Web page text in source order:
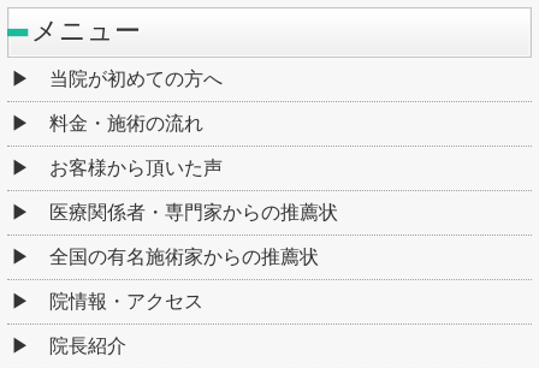
メニュー
当院が初めての方へ
料金・施術の流れ
お客様から頂いた声
医療関係者・専門家からの推薦状
全国の有名施術家からの推薦状
院情報・アクセス
院長紹介